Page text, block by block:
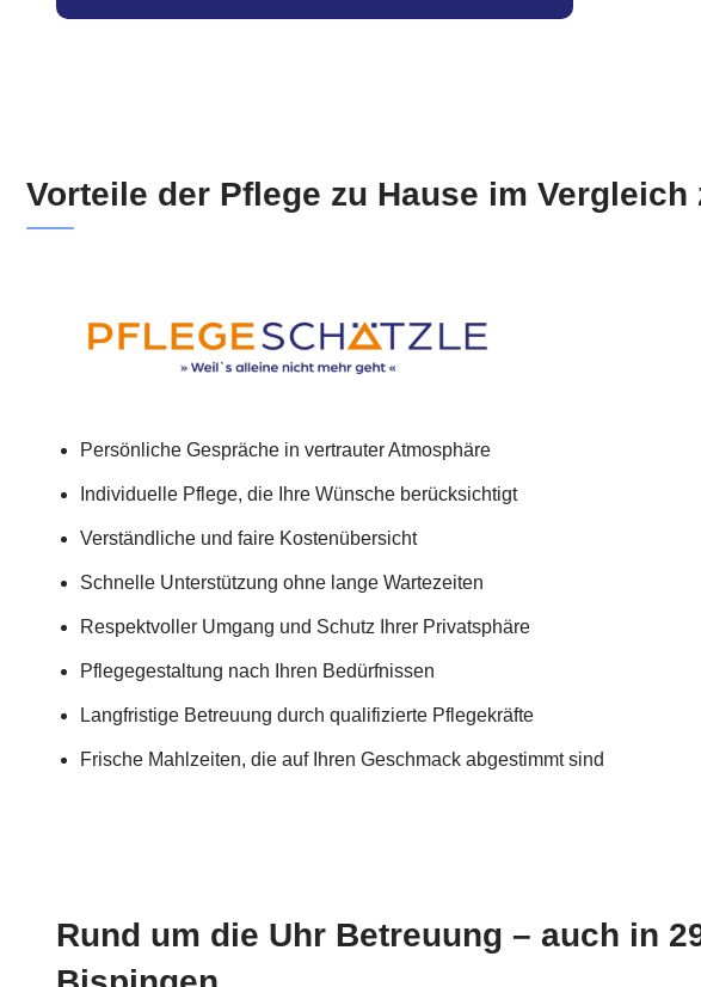
Vorteile der Pflege zu Hause im Vergleich
Persönliche Gespräche in vertrauter Atmosphäre
Individuelle Pflege, die Ihre Wünsche berücksichtigt
Verständliche und faire Kostenübersicht
Schnelle Unterstützung ohne lange Wartezeiten
Respektvoller Umgang und Schutz Ihrer Privatsphäre
Pflegegestaltung nach Ihren Bedürfnissen
Langfristige Betreuung durch qualifizierte Pflegekräfte
Frische Mahlzeiten, die auf Ihren Geschmack abgestimmt sind
Rund um die Uhr Betreuung – auch in